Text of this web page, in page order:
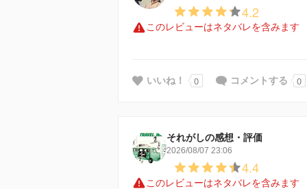
4.2
このレビューはネタバレを含みます
いいね！ 0 コメントする 0
それがしの感想・評価
2026/08/07 23:06
4.4
このレビューはネタバレを含みます